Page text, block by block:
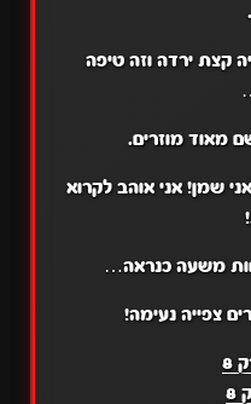
קצת ירדה וזה טיפה
מאוד מוזרים.
12 ספרים כי אני שמן! אני אוהב לקרוא
משעה כנראה…
צפייה נעימה!
8